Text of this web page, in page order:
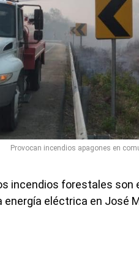
Provocan incendios apagones en
incendios forestales son
energía eléctrica en José